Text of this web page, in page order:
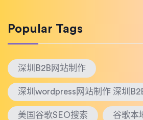
Popular Tags
深圳B2B网站制作
深圳wordpress网站制作 深圳
美国谷歌SEO搜索 谷歌本